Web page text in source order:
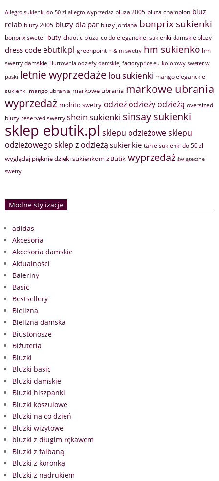
Allegro sukienki do 50 zł allegro wyprzedaż bluza 2005 bluza champion bluz
relab bluzy 2005 bluzy dla par bluzy jordana bonprix sukienki
bonprix sweter buty chaotic bluza co do eleganckiej sukienki damskie bluzy
dress code ebutik.pl greenpoint h & m swetry hm sukienko hm
swetry damskie Hurtownia odzieży damskiej factoryprice.eu kolorowy sweter w
paski letnie wyprzedaże lou sukienki mango eleganckie
sukienki mango ubrania markowe ubrania markowe ubrania
wyprzedaż mohito swetry odzież odzieży odzieżą oversized
bluzy reserved swetry shein sukienki sinsay sukienki
sklep ebutik.pl sklepu odzieżowesklepu
odzieżowego sklep z odzieżą sukienkie tanie sukienki do 50 zł
wyglądaj pięknie dzięki sukienkom z Butik wyprzedaż świąteczne
swetry
Modne stylizacje
adidas
Akcesoria
Akcesoria damskie
Aktualności
Baleriny
Basic
Bestsellery
Bielizna
Bielizna damska
Biustonosze
Biżuteria
Bluzki
Bluzki basic
Bluzki damskie
Bluzki hiszpanki
Bluzki koszulowe
Bluzki na co dzień
Bluzki wizytowe
bluzki z długim rękawem
Bluzki z falbaną
Bluzki z koronką
Bluzki z nadrukiem